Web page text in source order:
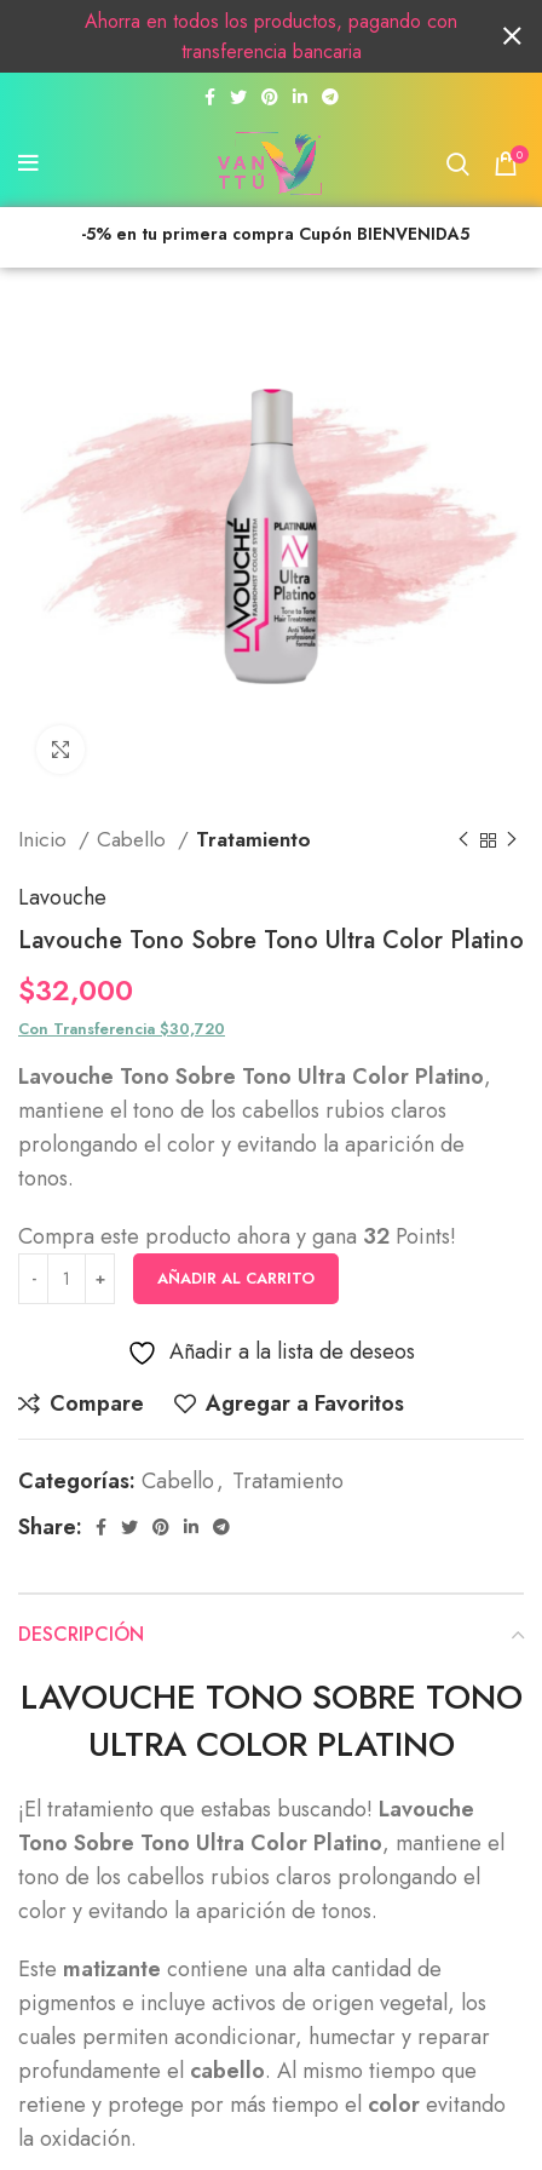
0
-5% en tu primera compra Cupón BIENVENIDA5
Inicio Cabello Tratamiento
Lavouche
Lavouche Tono Sobre Tono Ultra Color Platino
$32,000
Con Transferencia $30,720
Lavouche Tono Sobre Tono Ultra Color Platino,
mantiene el tono de los cabellos rubios claros
prolongando el color y evitando la aparición de
tonos.
Compra este producto ahora y gana 32 Points!
AÑADIR AL CARRITO
Añadir a la lista de deseos
Compare
Agregar a Favoritos
Categorías: Cabello, Tratamiento
Share:
DESCRIPCIÓN
LAVOUCHE TONO SOBRE TONO
ULTRA COLOR PLATINO
¡El tratamiento que estabas buscando! Lavouche
Tono Sobre Tono Ultra Color Platino, mantiene el
tono de los cabellos rubios claros prolongando el
color y evitando la aparición de tonos.
Este matizante contiene una alta cantidad de
pigmentos e incluye activos de origen vegetal, los
cuales permiten acondicionar, humectar y reparar
profundamente el cabello. Al mismo tiempo que
retiene y protege por más tiempo el colorevitando
la oxidación.
Ahorra en todos los productos, pagando con
transferencia bancaria